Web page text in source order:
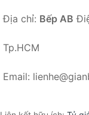
Địa chỉ: Bếp AB
Tp.HCM
Email: